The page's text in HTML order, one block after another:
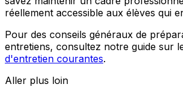
réellement accessible aux élèves qui
Pour des conseils généraux de
entretiens, consultez notre guide sur
d'entretien courantes.
Aller plus loin